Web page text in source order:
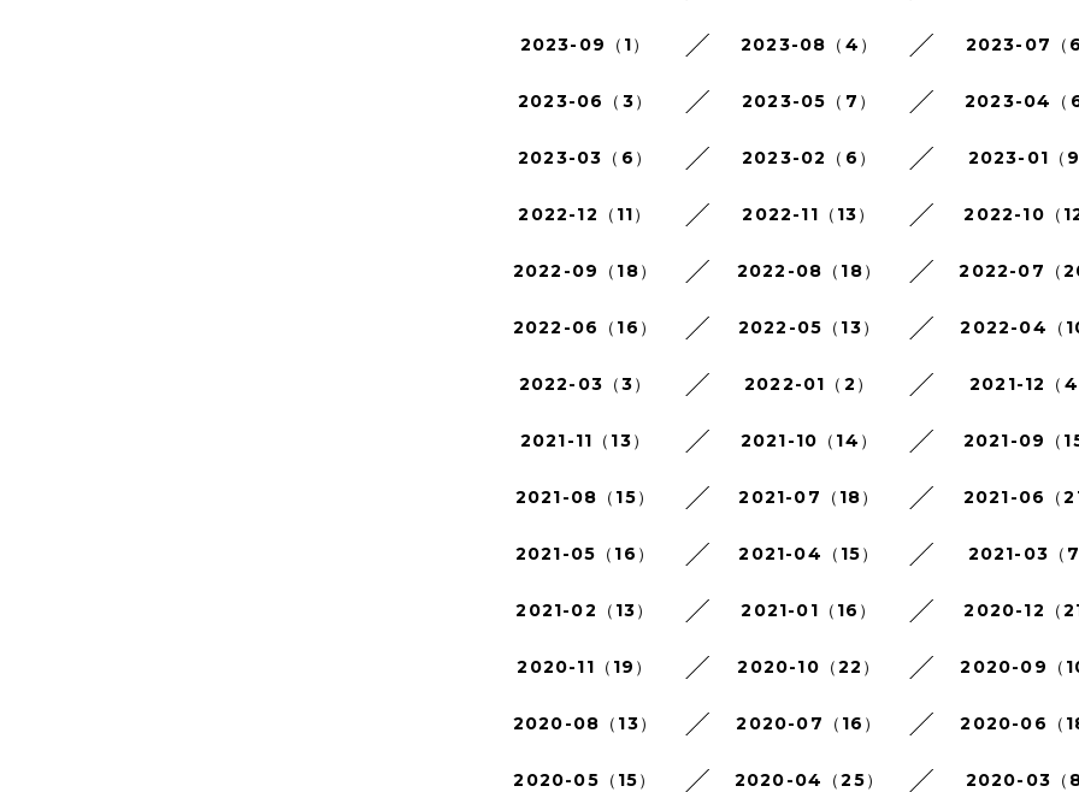
2023-09（1） 2023-08（4） 2023-07（6
2023-06（3） 2023-05（7） 2023-04（6
2023-03（6） 2023-02（6） 2023-01（9
2022-12（11） 2022-11（13） 2022-10（12
2022-09（18） 2022-08（18） 2022-07（
2022-06（16） 2022-05（13） 2022-04（
2022-03（3） 2022-01（2） 2021-12（4
2021-11（13） 2021-10（14） 2021-09（15
2021-08（15） 2021-07（18） 2021-06（21
2021-05（16） 2021-04（15） 2021-03（7
2021-02（13） 2021-01（16） 2020-12（21
2020-11（19） 2020-10（22） 2020-09（
2020-08（13） 2020-07（16） 2020-06（
2020-05（15） 2020-04（25） 2020-03（8